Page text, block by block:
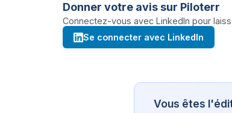
Donner votre avis sur Piloterr
Connectez-vous avec LinkedIn pour
Se connecter avec LinkedIn
Vous êtes